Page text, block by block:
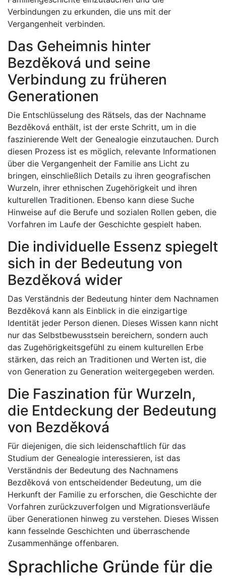
Verbindungen zu erkunden, die uns mit der
Vergangenheit verbinden.
Das Geheimnis hinter
Bezděková und seine
Verbindung zu früheren
Generationen
Die Entschlüsselung des Rätsels, das der Nachname
Bezděková enthält, ist der erste Schritt, um in die
faszinierende Welt der Genealogie einzutauchen. Durch
diesen Prozess ist es möglich, relevante Informationen
über die Vergangenheit der Familie ans Licht zu
bringen, einschließlich Details zu ihren geografischen
Wurzeln, ihrer ethnischen Zugehörigkeit und ihren
kulturellen Traditionen. Ebenso kann diese Suche
Hinweise auf die Berufe und sozialen Rollen geben, die
Vorfahren im Laufe der Geschichte gespielt haben.
Die individuelle Essenz spiegelt
sich in der Bedeutung von
Bezděková wider
Das Verständnis der Bedeutung hinter dem Nachnamen
Bezděková kann als Einblick in die einzigartige
Identität jeder Person dienen. Dieses Wissen kann nicht
nur das Selbstbewusstsein bereichern, sondern auch
das Zugehörigkeitsgefühl zu einem kulturellen Erbe
stärken, das reich an Traditionen und Werten ist, die
von Generation zu Generation weitergegeben werden.
Die Faszination für Wurzeln,
die Entdeckung der Bedeutung
von Bezděková
Für diejenigen, die sich leidenschaftlich für das
Studium der Genealogie interessieren, ist das
Verständnis der Bedeutung des Nachnamens
Bezděková von entscheidender Bedeutung, um die
Herkunft der Familie zu erforschen, die Geschichte der
Vorfahren zurückzuverfolgen und Migrationsverläufe
über Generationen hinweg zu verstehen. Dieses Wissen
kann fesselnde Geschichten und überraschende
Zusammenhänge offenbaren.
Sprachliche Gründe für die